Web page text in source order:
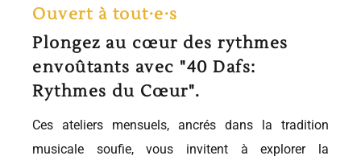
Ouvert à tout·e·s
Plongez au cœur des rythmes
envoûtants avec "40 Dafs:
Rythmes du Cœur".
Ces ateliers mensuels, ancrés dans la tradition
musicale soufie, vous invitent à explorer la